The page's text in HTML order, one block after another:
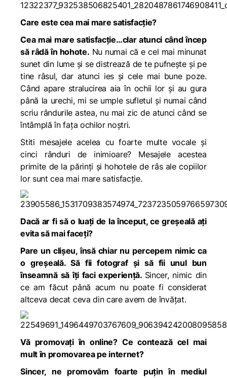
Care este cea mai mare satisfacție?
Cea mai mare satisfacție…clar atunci când încep
să râdă în hohote. Nu numai că e cel mai minunat
sunet din lume și se distrează de te pufnește și pe
tine râsul, dar atunci ies și cele mai bune poze.
Când apare stralucirea aia în ochii lor și au gura
până la urechi, mi se umple sufletul și numai când
scriu rândurile astea, nu mai zic de atunci când se
întâmplă în fața ochilor noștri.
Stiti mesajele acelea cu foarte multe vocale și
cinci rânduri de inimioare? Mesajele acestea
primite de la părinți și hohotele de râs ale copiilor
lor sunt cea mai mare satisfacție.
Dacă ar fi să o luați de la început, ce greșeală ați
evita să mai faceți?
Pare un clișeu, însă chiar nu percepem nimic ca
o greșeală. Să fii fotograf și să fii unul bun
înseamnă să îți faci experiență. Sincer, nimic din
ce am făcut până acum nu poate fi considerat
altceva decat ceva din care avem de învățat.
Vă promovați în online? Ce contează cel mai
mult în promovarea pe internet?
Sincer, ne promovăm foarte puțin în mediul